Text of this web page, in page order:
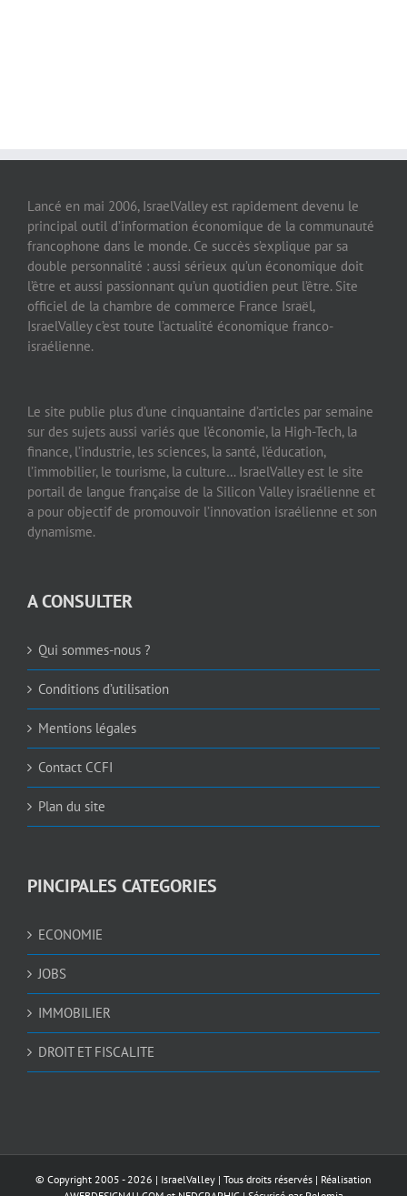
Lancé en mai 2006, IsraelValley est rapidement devenu le
principal outil d’information économique de la communauté
francophone dans le monde. Ce succès s’explique par sa
double personnalité : aussi sérieux qu’un économique doit
l’être et aussi passionnant qu’un quotidien peut l’être. Site
officiel de la chambre de commerce France Israël,
IsraelValley c’est toute l’actualité économique franco-
israélienne.
Le site publie plus d’une cinquantaine d’articles par semaine
sur des sujets aussi variés que l’économie, la High-Tech, la
finance, l’industrie, les sciences, la santé, l’éducation,
l’immobilier, le tourisme, la culture… IsraelValley est le site
portail de langue française de la Silicon Valley israélienne et
a pour objectif de promouvoir l’innovation israélienne et son
dynamisme.
A CONSULTER
Qui sommes-nous ?
Conditions d’utilisation
Mentions légales
Contact CCFI
Plan du site
PINCIPALES CATEGORIES
ECONOMIE
JOBS
IMMOBILIER
DROIT ET FISCALITE
© Copyright 2005 -2026 | IsraelValley | Tous droits réservés | Réalisation